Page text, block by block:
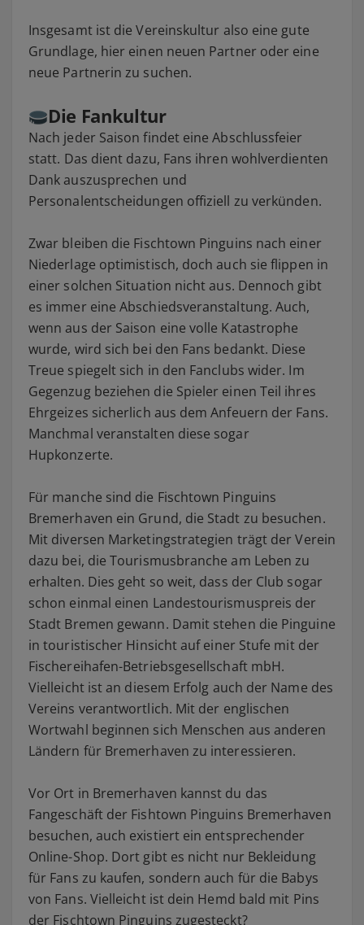
Insgesamt ist die Vereinskultur also eine gute
Grundlage, hier einen neuen Partner oder eine
neue Partnerin zu suchen.
Die Fankultur
Nach jeder Saison findet eine Abschlussfeier
statt. Das dient dazu, Fans ihren wohlverdienten
Dank auszusprechen und
Personalentscheidungen offiziell zu verkünden.
Zwar bleiben die Fischtown Pinguins nach einer
Niederlage optimistisch, doch auch sie flippen in
einer solchen Situation nicht aus. Dennoch gibt
es immer eine Abschiedsveranstaltung. Auch,
wenn aus der Saison eine volle Katastrophe
wurde, wird sich bei den Fans bedankt. Diese
Treue spiegelt sich in den Fanclubs wider. Im
Gegenzug beziehen die Spieler einen Teil ihres
Ehrgeizes sicherlich aus dem Anfeuern der Fans.
Manchmal veranstalten diese sogar
Hupkonzerte.
Für manche sind die Fischtown Pinguins
Bremerhaven ein Grund, die Stadt zu besuchen.
Mit diversen Marketingstrategien trägt der Verein
dazu bei, die Tourismusbranche am Leben zu
erhalten. Dies geht so weit, dass der Club sogar
schon einmal einen Landestourismuspreis der
Stadt Bremen gewann. Damit stehen die Pinguine
in touristischer Hinsicht auf einer Stufe mit der
Fischereihafen-Betriebsgesellschaft mbH.
Vielleicht ist an diesem Erfolg auch der Name des
Vereins verantwortlich. Mit der englischen
Wortwahl beginnen sich Menschen aus anderen
Ländern für Bremerhaven zu interessieren.
Vor Ort in Bremerhaven kannst du das
Fangeschäft der Fishtown Pinguins Bremerhaven
besuchen, auch existiert ein entsprechender
Online-Shop. Dort gibt es nicht nur Bekleidung
für Fans zu kaufen, sondern auch für die Babys
von Fans. Vielleicht ist dein Hemd bald mit Pins
der Fischtown Pinguins zugesteckt?